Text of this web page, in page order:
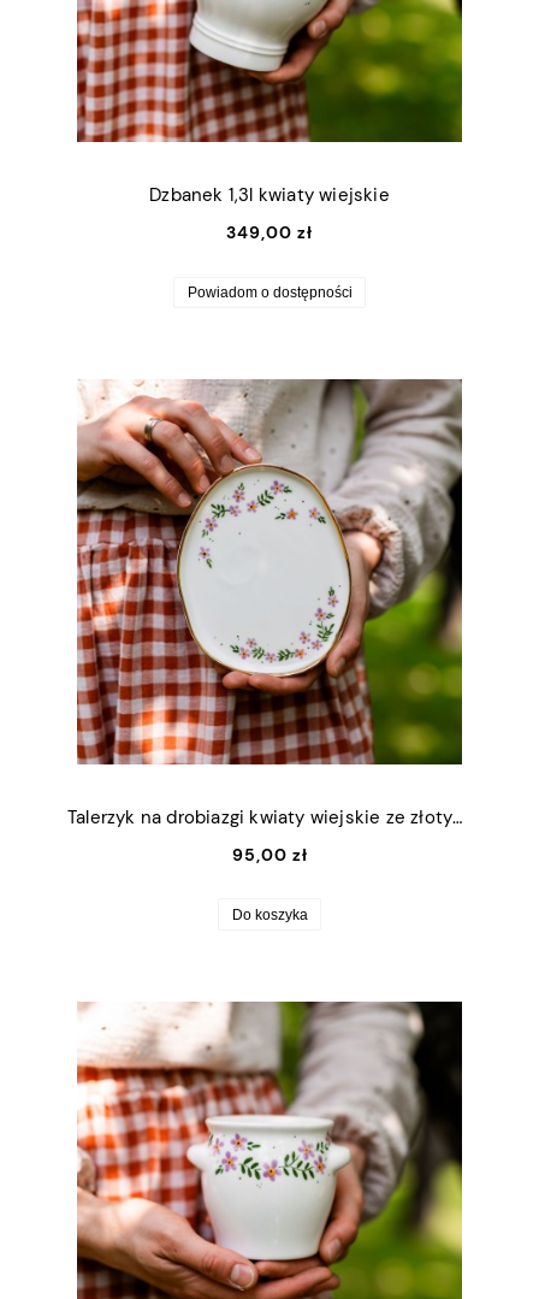
Dzbanek 1,3l kwiaty wiejskie
349,00 zł
Powiadom o dostępności
Talerzyk na drobiazgi kwiaty wiejskie ze złotym rantem 13x16,5cm (M)
95,00 zł
Do koszyka